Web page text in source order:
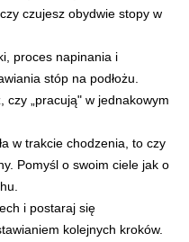
czujesz obydwie stopy w
proces napinania i
stóp na podłożu.
czy „pracują" w jednakowym
w trakcie chodzenia, to czy
Pomyśl o swoim ciele jak o
i postaraj się
kolejnych kroków.